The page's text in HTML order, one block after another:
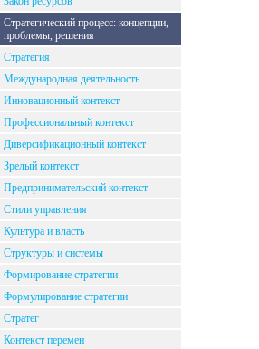
Стратегический процесс: концепции,
проблемы, решения
Стратегия
Международная деятельность
Инновационный контекст
Профессиональный контекст
Диверсификационный контекст
Зрелый контекст
Предпринимательский контекст
Стили управления
Культура и власть
Структуры и системы
Формирование стратегии
Формулирование стратегии
Стратег
Контекст перемен